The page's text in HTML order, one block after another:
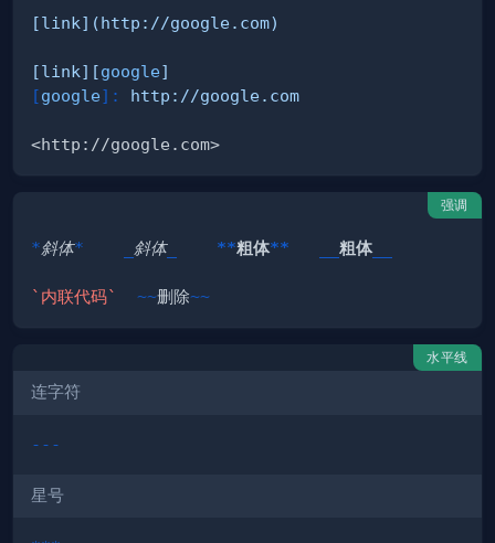
[link](http://google.com)
[link][google]
[google] : http://google.com
强调
*斜体* 斜体_ **粗体** 粗体__
`内联代码` ~~删除~~
水平线
连字符
---
星号